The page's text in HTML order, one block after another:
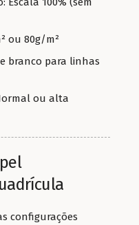
ou 80g/m²
branco para linhas
ou alta
configurações